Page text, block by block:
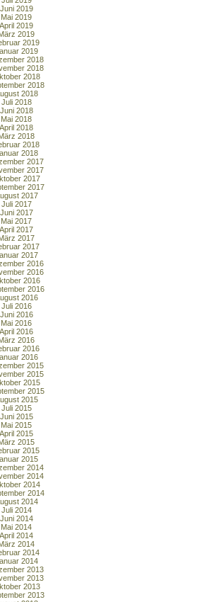
Juni 2019
Mai 2019
April 2019
2019
2019
2019
2018
2018
2018
2018
2018
Juli 2018
Juni 2018
Mai 2018
April 2018
2018
2018
2018
2017
2017
2017
2017
2017
Juli 2017
Juni 2017
Mai 2017
April 2017
2017
2017
2017
2016
2016
2016
2016
2016
Juli 2016
Juni 2016
Mai 2016
April 2016
2016
2016
2016
2015
2015
2015
2015
2015
Juli 2015
Juni 2015
Mai 2015
April 2015
2015
2015
2015
2014
2014
2014
2014
2014
Juli 2014
Juni 2014
Mai 2014
April 2014
2014
2014
2014
2013
2013
2013
2013